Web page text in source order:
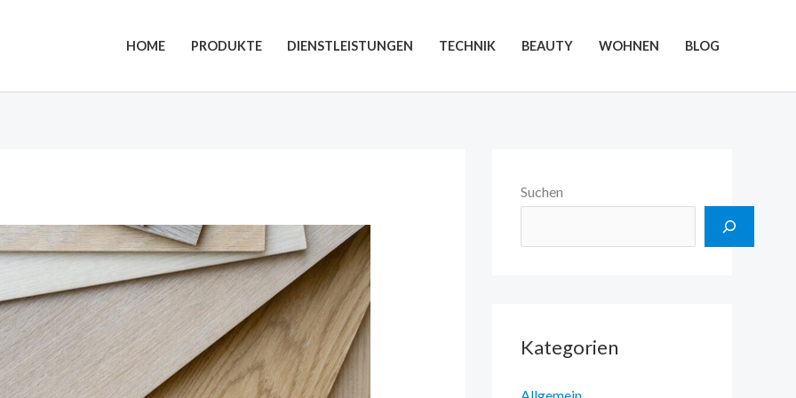
HOME PRODUKTE DIENSTLEISTUNGEN TECHNIK BEAUTY WOHNEN BLOG
Suchen
Kategorien